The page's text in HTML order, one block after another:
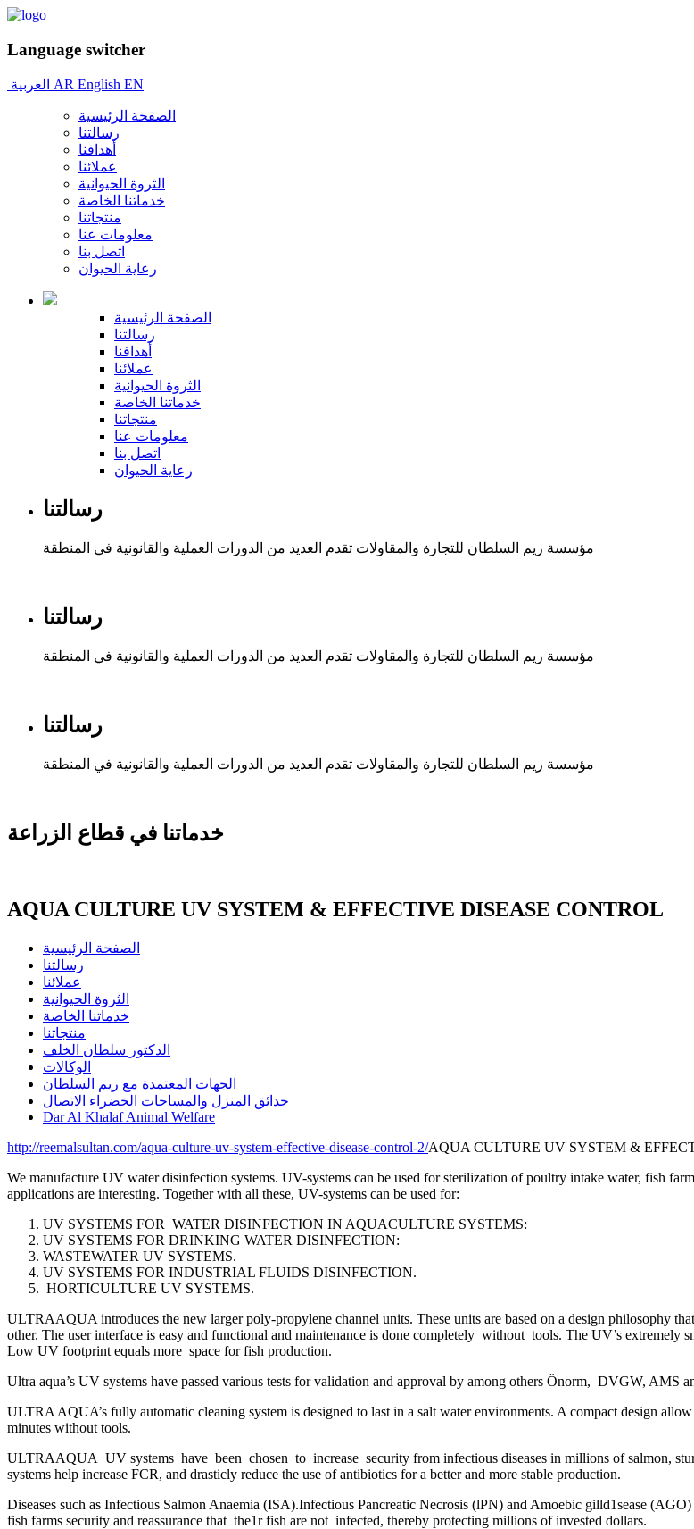
Language switcher
العربية AR English EN
الصفحة الرئيسية
رسالتنا
أهدافنا
عملائنا
الثروة الحيوانية
خدماتنا الخاصة
منتجاتنا
معلومات عنا
اتصل بنا
رعاية الحيوان
الصفحة الرئيسية
رسالتنا
أهدافنا
عملائنا
الثروة الحيوانية
خدماتنا الخاصة
منتجاتنا
معلومات عنا
اتصل بنا
رعاية الحيوان
رسالتنا
مؤسسة ريم السلطان للتجارة والمقاولات تقدم العديد من الدورات العملية والقانونية في المنطقة
رسالتنا
مؤسسة ريم السلطان للتجارة والمقاولات تقدم العديد من الدورات العملية والقانونية في المنطقة
رسالتنا
مؤسسة ريم السلطان للتجارة والمقاولات تقدم العديد من الدورات العملية والقانونية في المنطقة
خدماتنا في قطاع الزراعة
AQUA CULTURE UV SYSTEM & EFFECTIVE DISEASE CONTROL
الصفحة الرئيسية
رسالتنا
عملائنا
الثروة الحيوانية
خدماتنا الخاصة
منتجاتنا
الدكتور سلطان الخلف
الوكالات
الجهات المعتمدة مع ريم السلطان
حدائق المنزل والمساحات الخضراء الاتصال
Dar Al Khalaf Animal Welfare
http://reemalsultan.com/aqua-culture-uv-system-effective-disease-control-2/AQUA CULTURE UV SYSTEM &
We manufacture UV water disinfection systems. UV-systems can be used for sterilization of poultry intake water, fish
applications are interesting. Together with all these, UV-systems can be used for:
UV SYSTEMS FOR WATER DISINFECTION IN AQUACULTURE SYSTEMS:
UV SYSTEMS FOR DRINKING WATER DISINFECTION:
WASTEWATER UV SYSTEMS.
UV SYSTEMS FOR INDUSTRIAL FLUIDS DISINFECTION.
HORTICULTURE UV SYSTEMS.
ULTRAAQUA introduces the new larger poly-propylene channel units. These units are based on a design philosophy
other. The user interface is easy and functional and maintenance is done completely without tools. The UV’s extremely
Low UV footprint equals more space for fish production.
Ultra aqua’s UV systems have passed various tests for validation and approval by among others Önorm, DVGW, AMS
ULTRA AQUA’s fully automatic cleaning system is designed to last in a salt water environments. A compact design
minutes without tools.
ULTRAAQUA UV systems have been chosen to increase security from infectious diseases in millions of salmon,
systems help increase FCR, and drasticly reduce the use of antibiotics for a better and more stable production.
Diseases such as Infectious Salmon Anaemia (ISA).Infectious Pancreatic Necrosis (lPN) and Amoebic gilld1sease
fish farms security and reassurance that the1r fish are not infected, thereby protecting millions of invested dollars.